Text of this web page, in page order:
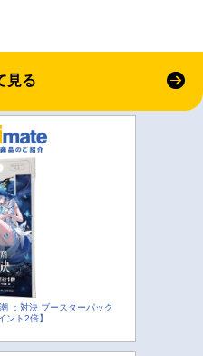
見る
：対決 ブースターパック
ント2倍】